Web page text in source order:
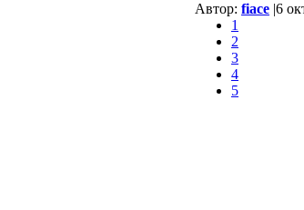
Автор: fiace |6
1
2
3
4
5